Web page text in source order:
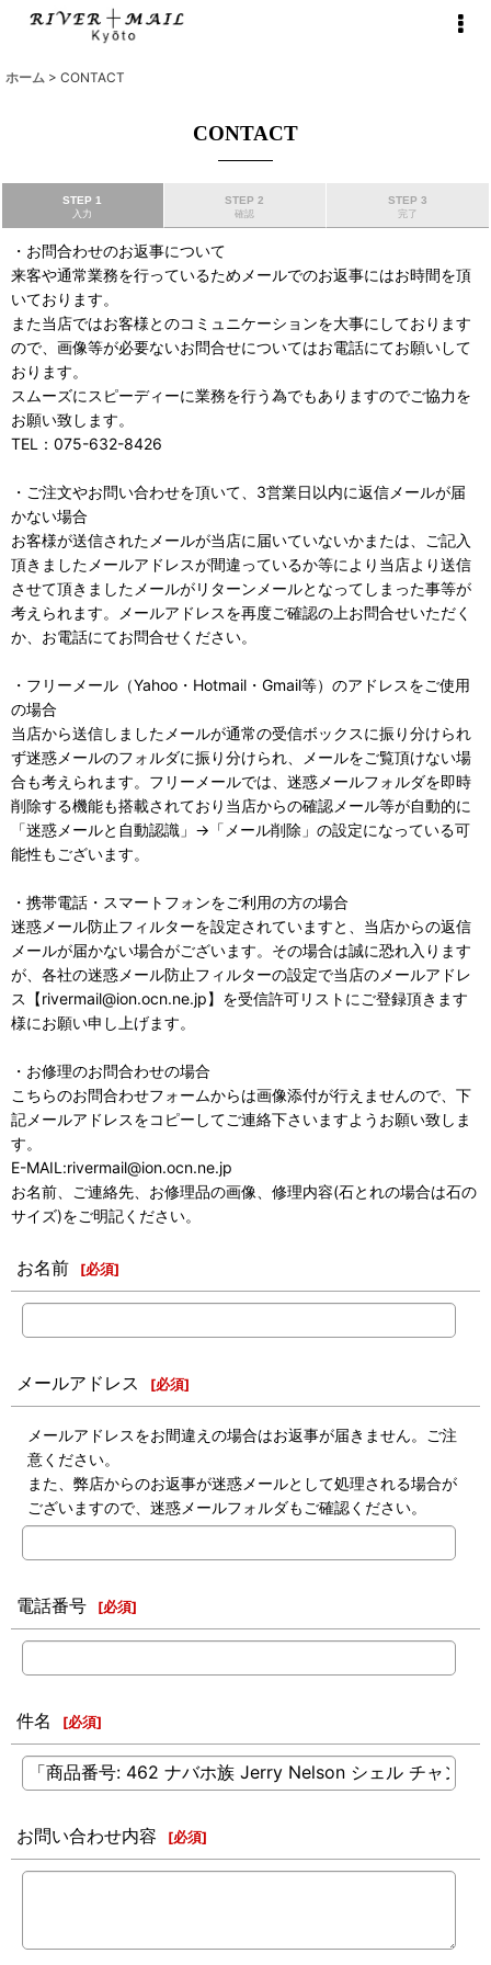
ホーム > CONTACT
CONTACT
STEP 1
入力
STEP 2
確認
STEP 3
完了
・お問合わせのお返事について
来客や通常業務を行っているためメールでのお返事にはお時間を頂
いております。
また当店ではお客様とのコミュニケーションを大事にしております
ので、画像等が必要ないお問合せについてはお電話にてお願いして
おります。
スムーズにスピーディーに業務を行う為でもありますのでご協力を
お願い致します。
TEL：075-632-8426
・ご注文やお問い合わせを頂いて、3営業日以内に返信メールが届
かない場合
お客様が送信されたメールが当店に届いていないかまたは、ご記入
頂きましたメールアドレスが間違っているか等により当店より送信
させて頂きましたメールがリターンメールとなってしまった事等が
考えられます。メールアドレスを再度ご確認の上お問合せいただく
か、お電話にてお問合せください。
・フリーメール（Yahoo・Hotmail・Gmail等）のアドレスをご使用
の場合
当店から送信しましたメールが通常の受信ボックスに振り分けられ
ず迷惑メールのフォルダに振り分けられ、メールをご覧頂けない場
合も考えられます。フリーメールでは、迷惑メールフォルダを即時
削除する機能も搭載されており当店からの確認メール等が自動的に
「迷惑メールと自動認識」→「メール削除」の設定になっている可
能性もございます。
・携帯電話・スマートフォンをご利用の方の場合
迷惑メール防止フィルターを設定されていますと、当店からの返信
メールが届かない場合がございます。その場合は誠に恐れ入ります
が、各社の迷惑メール防止フィルターの設定で当店のメールアドレ
ス【rivermail@ion.ocn.ne.jp】を受信許可リストにご登録頂きます
様にお願い申し上げます。
・お修理のお問合わせの場合
こちらのお問合わせフォームからは画像添付が行えませんので、下
記メールアドレスをコピーしてご連絡下さいますようお願い致しま
す。
E-MAIL:rivermail@ion.ocn.ne.jp
お名前、ご連絡先、お修理品の画像、修理内容(石とれの場合は石の
サイズ)をご明記ください。
お名前 [必須]
メールアドレス [必須]
メールアドレスをお間違えの場合はお返事が届きません。ご注
意ください。
また、弊店からのお返事が迷惑メールとして処理される場合が
ございますので、迷惑メールフォルダもご確認ください。
電話番号 [必須]
件名 [必須]
お問い合わせ内容 [必須]